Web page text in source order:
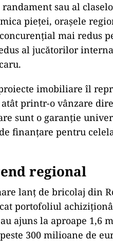
sau al
pieței, orașele
mai redus
al jucătorilor
imobiliare îl
printr-o vânzare
sunt o garanție
finanțare pentru
regional
lanț de bricolaj din
portofoliul
ajuns la aproape 1,6
300 milioane de